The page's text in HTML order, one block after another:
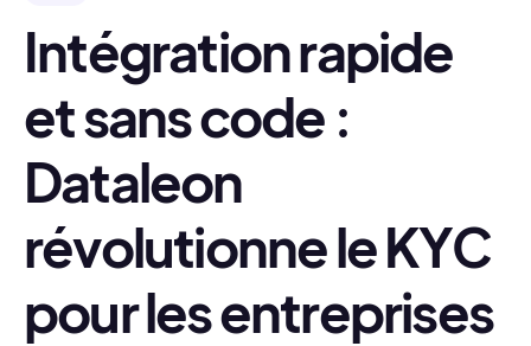
Intégration rapide
et sans code :
Dataleon
révolutionne le KYC
pour les entreprises